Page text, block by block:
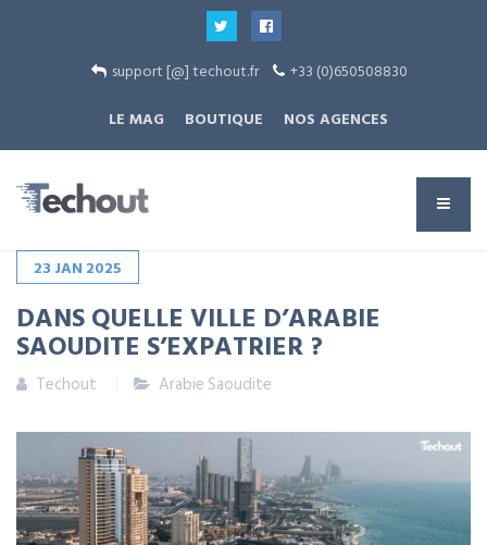
support [@] techout.fr
+33 (0)650508830
LE MAG
BOUTIQUE NOS AGENCES
23 JAN 2025
DANS QUELLE VILLE D’ARABIE
SAOUDITE S’EXPATRIER ?
Techout Arabie Saoudite